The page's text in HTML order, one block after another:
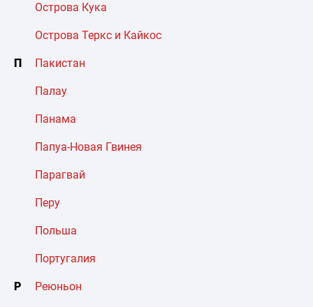
Острова Кука
Острова Теркс и Кайкос
П Пакистан
Палау
Панама
Папуа-Новая Гвинея
Парагвай
Перу
Польша
Португалия
Р Реюньон